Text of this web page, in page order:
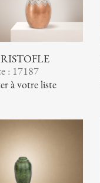
: 17187
à votre liste